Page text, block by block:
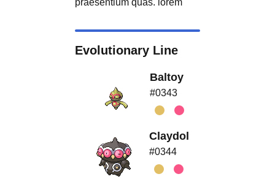
praesentium quas. lorem
Evolutionary Line
Baltoy
#0343
Claydol
#0344